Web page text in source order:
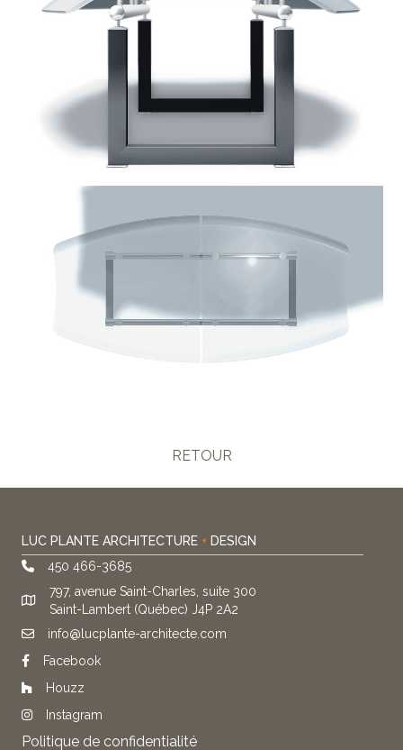
LUC PLANTE ARCHITECTURE + DESIGN
450 466-3685
797, avenue Saint-Charles, suite 300
Saint-Lambert (Québec) J4P 2A2
info@lucplante-architecte.com
Facebook
Houzz
Instagram
Politique de confidentialité